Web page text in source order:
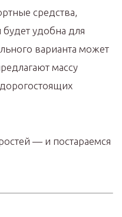
средства,
удобна для
варианта может
массу
— и постараемся